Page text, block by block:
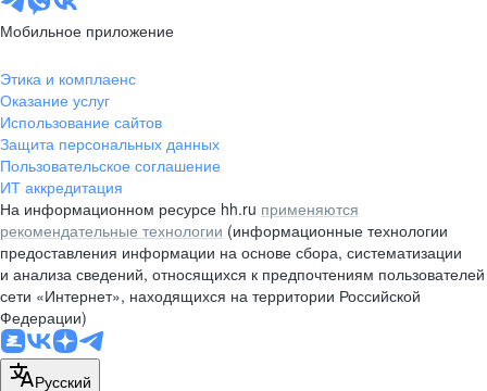
Мобильное приложение
Этика и комплаенс
Оказание услуг
Использование сайтов
Защита персональных данных
Пользовательское соглашение
ИТ аккредитация
На информационном ресурсе hh.ru применяются
рекомендательные технологии (информационные технологии
предоставления информации на основе сбора, систематизации
и анализа сведений, относящихся к предпочтениям пользователей
сети «Интернет», находящихся на территории Российской
Федерации)
Русский